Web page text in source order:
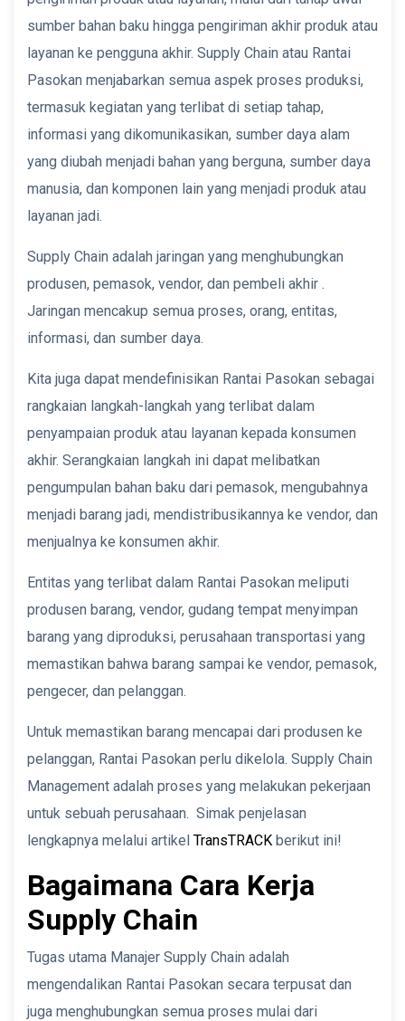
sumber bahan baku hingga pengiriman akhir produk atau
layanan ke pengguna akhir. Supply Chain atau Rantai
Pasokan menjabarkan semua aspek proses produksi,
termasuk kegiatan yang terlibat di setiap tahap,
informasi yang dikomunikasikan, sumber daya alam
yang diubah menjadi bahan yang berguna, sumber daya
manusia, dan komponen lain yang menjadi produk atau
layanan jadi.
Supply Chain adalah jaringan yang menghubungkan
produsen, pemasok, vendor, dan pembeli akhir .
Jaringan mencakup semua proses, orang, entitas,
informasi, dan sumber daya.
Kita juga dapat mendefinisikan Rantai Pasokan sebagai
rangkaian langkah-langkah yang terlibat dalam
penyampaian produk atau layanan kepada konsumen
akhir. Serangkaian langkah ini dapat melibatkan
pengumpulan bahan baku dari pemasok, mengubahnya
menjadi barang jadi, mendistribusikannya ke vendor, dan
menjualnya ke konsumen akhir.
Entitas yang terlibat dalam Rantai Pasokan meliputi
produsen barang, vendor, gudang tempat menyimpan
barang yang diproduksi, perusahaan transportasi yang
memastikan bahwa barang sampai ke vendor, pemasok,
pengecer, dan pelanggan.
Untuk memastikan barang mencapai dari produsen ke
pelanggan, Rantai Pasokan perlu dikelola. Supply Chain
Management adalah proses yang melakukan pekerjaan
untuk sebuah perusahaan. Simak penjelasan
lengkapnya melalui artikel TransTRACK berikut ini!
Bagaimana Cara Kerja
Supply Chain
Tugas utama Manajer Supply Chain adalah
mengendalikan Rantai Pasokan secara terpusat dan
juga menghubungkan semua proses mulai dari